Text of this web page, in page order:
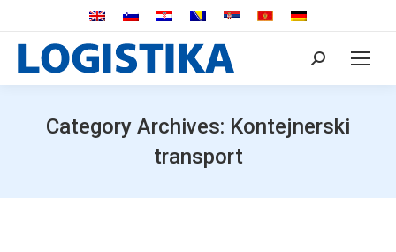
Search:
Category Archives: Kontejnerski
transport